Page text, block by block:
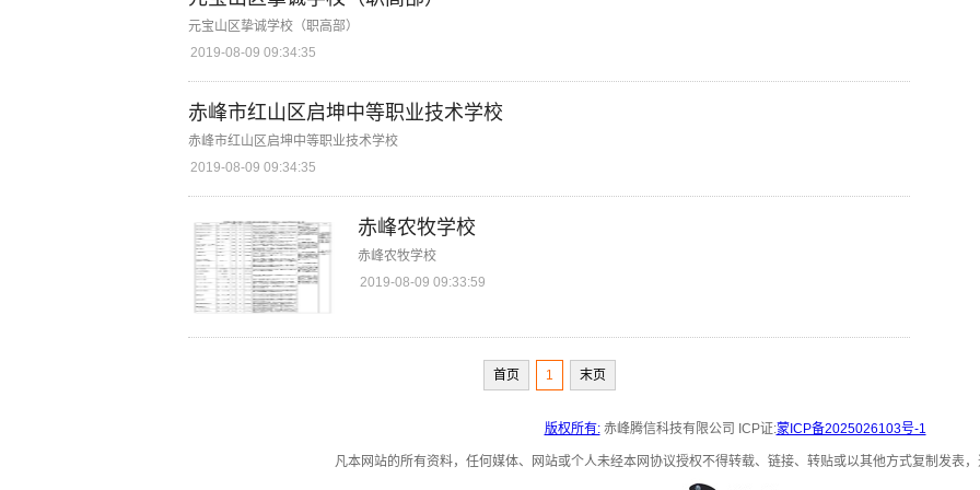
元宝山区挚诚学校（职高部）
2019-08-09 09:34:35
赤峰市红山区启坤中等职业技术学校
赤峰市红山区启坤中等职业技术学校
2019-08-09 09:34:35
赤峰农牧学校
赤峰农牧学校
2019-08-09 09:33:59
首页 1 末页
版权所有:赤峰腾信科技有限公司 ICP证:蒙ICP备2025026103号-1
凡本网站的所有资料，任何媒体、网站或个人未经本网协议授权不得转载、链接、转贴或以其他方式复制发表，